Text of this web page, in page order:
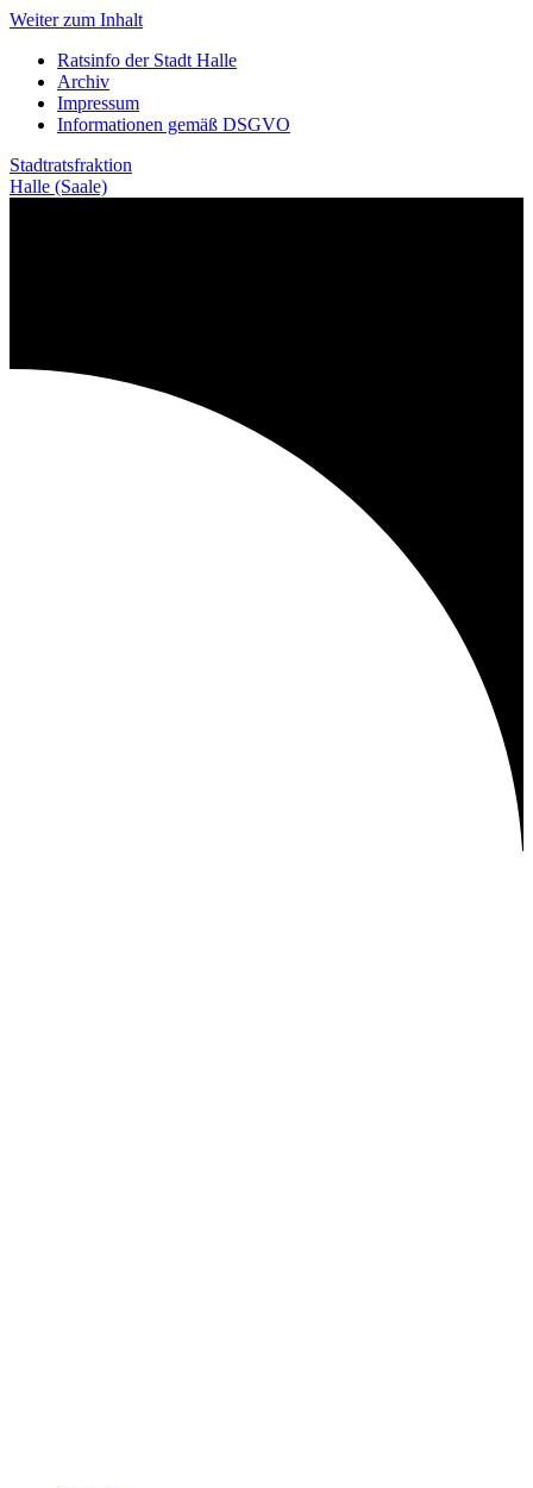
Weiter zum Inhalt
Ratsinfo der Stadt Halle
Archiv
Impressum
Informationen gemäß DSGVO
Stadtratsfraktion
Halle (Saale)